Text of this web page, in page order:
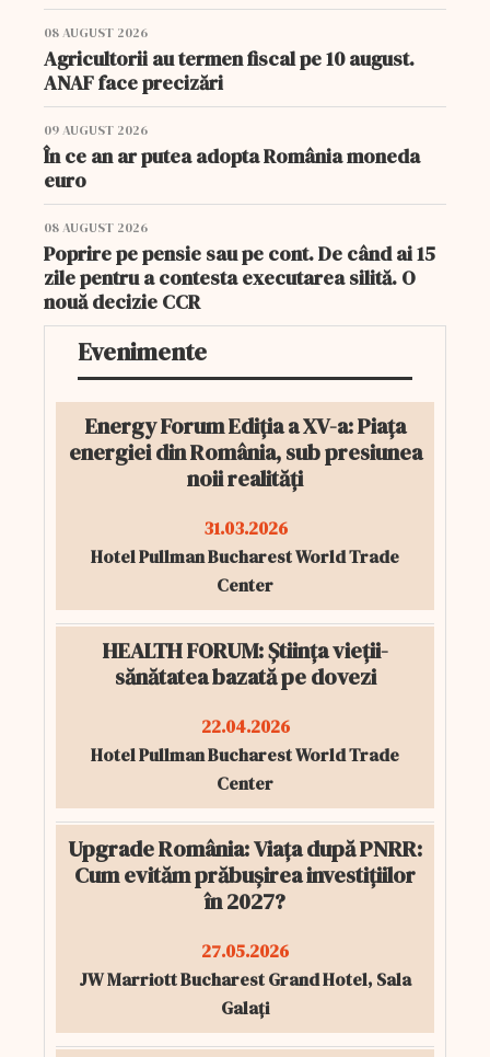
08 AUGUST 2026
Agricultorii au termen fiscal pe 10 august.
ANAF face precizări
09 AUGUST 2026
În ce an ar putea adopta România moneda
euro
08 AUGUST 2026
Poprire pe pensie sau pe cont. De când ai 15
zile pentru a contesta executarea silită. O
nouă decizie CCR
Evenimente
Energy Forum Ediția a XV-a: Piața
energiei din România, sub presiunea
noii realități
31.03.2026
Hotel Pullman Bucharest World Trade
Center
HEALTH FORUM: Știința vieții-
sănătatea bazată pe dovezi
22.04.2026
Hotel Pullman Bucharest World Trade
Center
Upgrade România: Viața după PNRR:
Cum evităm prăbușirea investițiilor
în 2027?
27.05.2026
JW Marriott Bucharest Grand Hotel, Sala
Galați